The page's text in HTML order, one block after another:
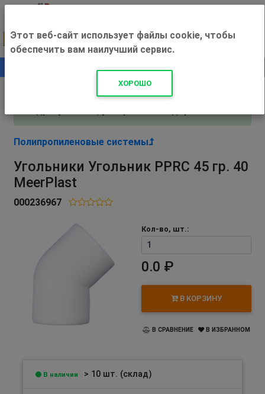
+500 ₽
Внимание! С 3 августа магазин работает по
Полипропиленовые системы
Угольники Угольник PPRC 45 гр. 40
MeerPlast
000236967
Кол-во, шт.:
0.0 ₽
В КОРЗИНУ
В СРАВНЕНИЕ В ИЗБРАННОМ
В наличии > 10 шт. (склад)
Этот веб-сайт использует файлы cookie, чтобы
обеспечить вам наилучший сервис.
ХОРОШО